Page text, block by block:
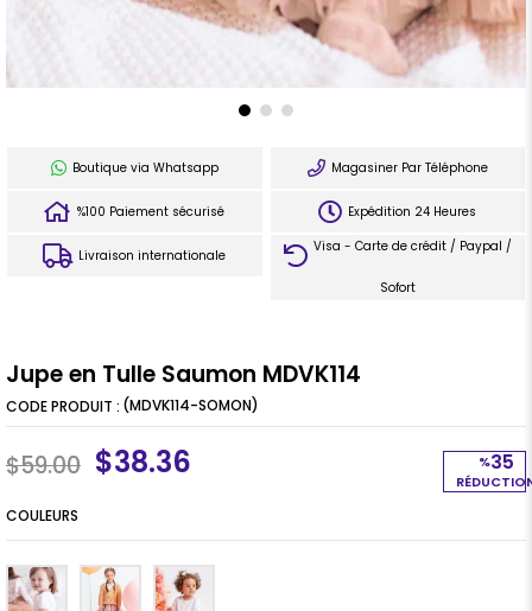
Boutique via Whatsapp Magasiner Par Téléphone
%100 Paiement sécurisé Expédition 24 Heures
Livraison internationale
Visa - Carte de crédit / Paypal /
Sofort
Jupe en Tulle Saumon MDVK114
(MDVK114-SOMON)
%35
$59.00 $38.36
COULEURS